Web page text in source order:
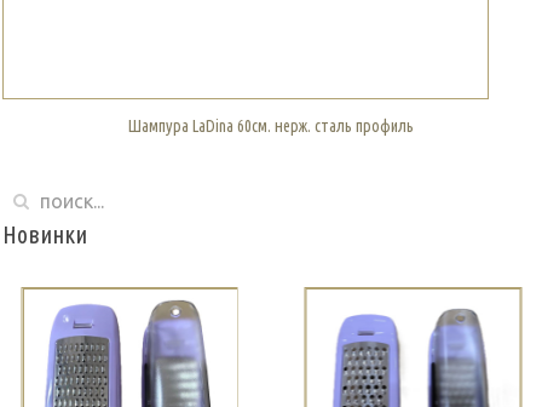
Шампура LaDina 60см. нерж. сталь профиль
Новинки